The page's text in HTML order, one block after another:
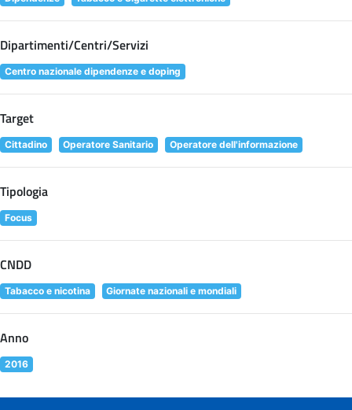
Dipartimenti/Centri/Servizi
Centro nazionale dipendenze e doping
Target
Cittadino Operatore Sanitario Operatore dell'informazione
Tipologia
Focus
CNDD
Tabacco e nicotina Giornate nazionali e mondiali
Anno
2016